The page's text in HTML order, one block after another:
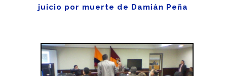
juicio por muerte de Damián Peña